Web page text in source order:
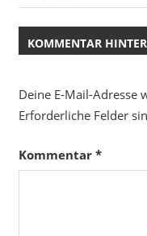
KOMMENTAR
Deine E-Mail-Adresse
Erforderliche Felder
Kommentar *